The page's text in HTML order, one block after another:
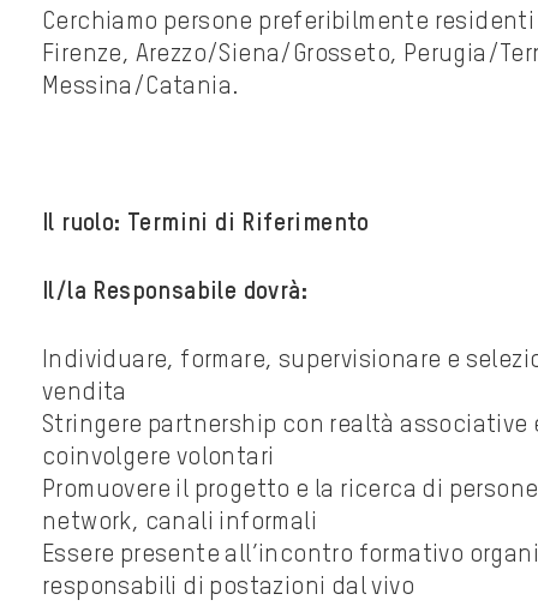
Cerchiamo persone preferibilmente
Firenze, Arezzo/Siena/Grosseto, Perugia/
Messina/Catania.
Il ruolo: Termini di Riferimento
Il/la Responsabile dovrà:
Individuare, formare, supervisionare e
vendita
Stringere partnership con realtà
coinvolgere volontari
Promuovere il progetto e la ricerca di
network, canali informali
Essere presente all’incontro formativo
responsabili di postazioni dal vivo